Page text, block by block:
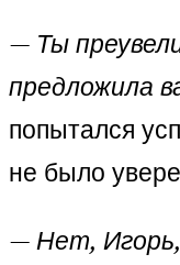
— Ты
предложила
попытался
не было
— Нет,